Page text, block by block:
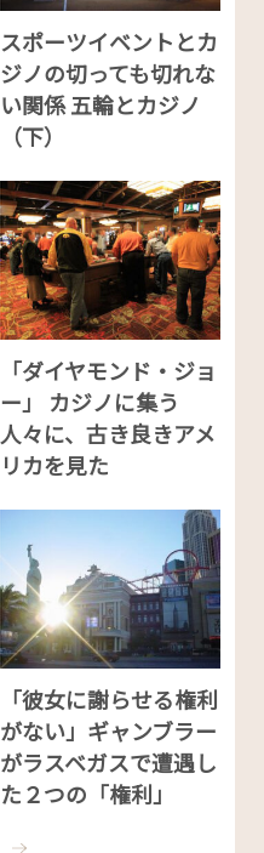
スポーツイベントとカ
ジノの切っても切れな
い関係 五輪とカジノ
（下）
「ダイヤモンド・ジョ
ー」 カジノに集う
人々に、古き良きアメ
リカを見た
「彼女に謝らせる権利
がない」ギャンブラー
がラスベガスで遭遇し
た２つの「権利」